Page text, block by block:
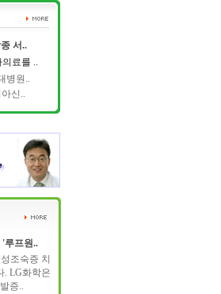
서..
료를 ..
병원..
신..
루프원..
조숙증 치
. LG화학은
증..